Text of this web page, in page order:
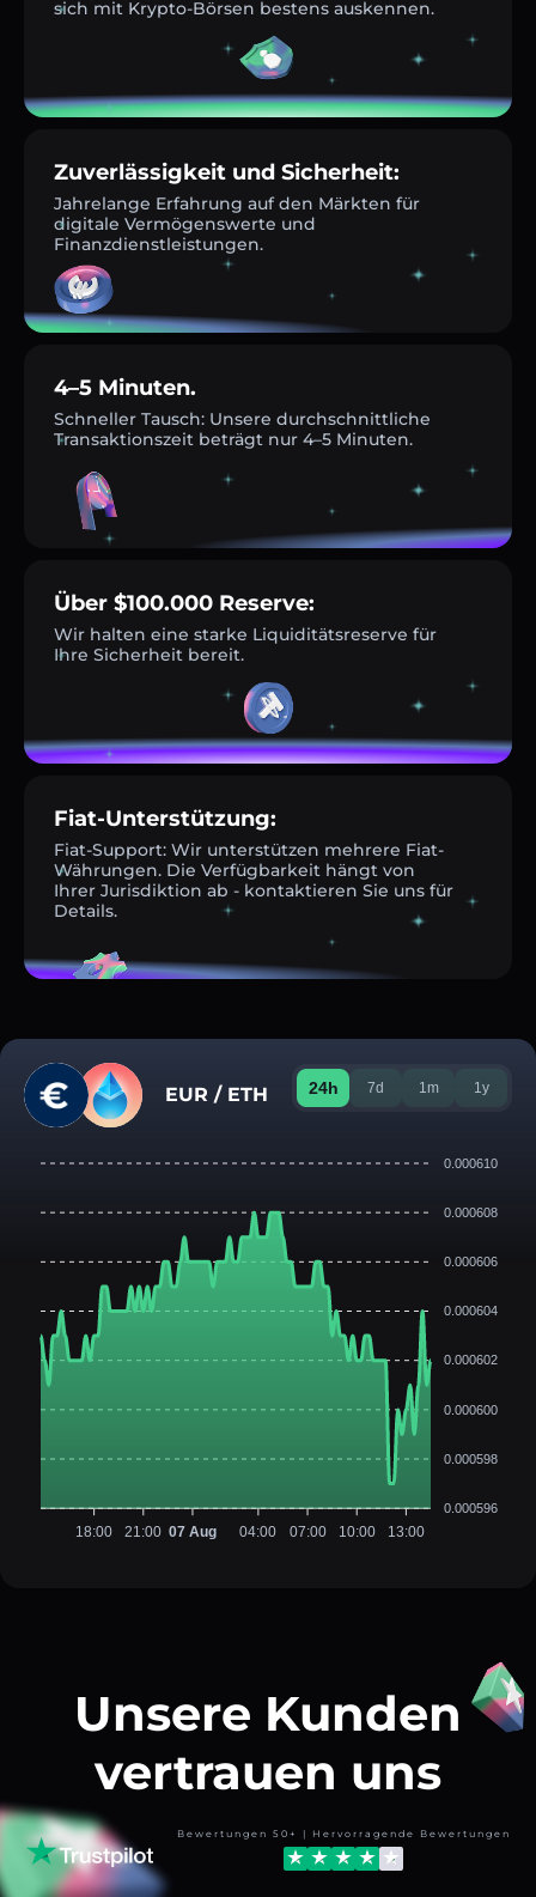
sich mit Krypto-Börsen bestens auskennen.
Zuverlässigkeit und Sicherheit:
Jahrelange Erfahrung auf den Märkten für
digitale Vermögenswerte und
Finanzdienstleistungen.
4–5 Minuten.
Schneller Tausch: Unsere durchschnittliche
Transaktionszeit beträgt nur 4–5 Minuten.
Über $100.000 Reserve:
Wir halten eine starke Liquiditätsreserve für
Ihre Sicherheit bereit.
Fiat-Unterstützung:
Fiat-Support: Wir unterstützen mehrere Fiat-
Währungen. Die Verfügbarkeit hängt von
Ihrer Jurisdiktion ab - kontaktieren Sie uns für
Details.
EUR / ETH 24h 7d 1m 1y
0.000610
0.000608
0.000606
0.000604
0.000602
0.000600
0.000598
0.000596
18:00 21:00 07 Aug 04:00 07:00 10:00 13:00
Unsere Kunden
vertrauen uns
Bewertungen 50+ | Hervorragende Bewertungen